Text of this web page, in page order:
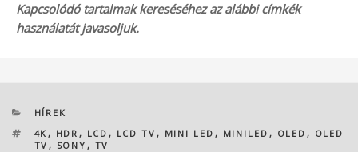
Kapcsolódó tartalmak kereséséhez az alábbi címkék
használatát javasoljuk.
KATEGÓRIÁK
HÍREK
CÍMKÉK
4K , HDR , LCD , LCD TV , MINI LED , MINILED , OLED , OLED
TV , SONY , TV